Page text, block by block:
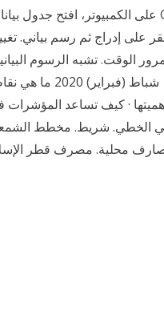
على إدراج ثم رسم
الوقت. تشبه الرسوم
يمكنك التظليل
· كيف تساعد